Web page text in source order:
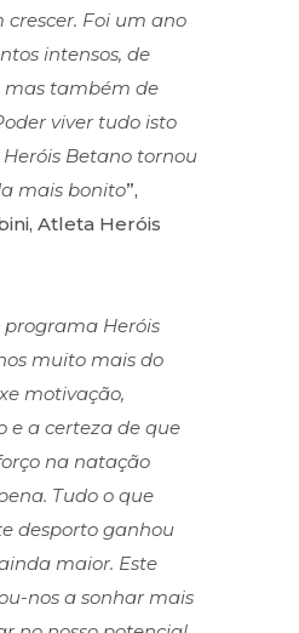
crescer. Foi um ano
intensos, de
também de
viver tudo isto
Betano tornou
mais bonito”,
Atleta Heróis
Heróis
muito mais do
motivação,
e a certeza de que
na natação
Tudo o que
desporto ganhou
maior. Este
nos a sonhar mais